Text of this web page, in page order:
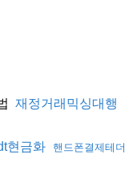
재정거래믹싱대행
현금화
핸드폰결제테더